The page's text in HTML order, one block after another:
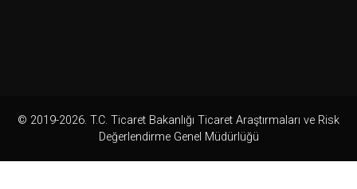
© 2019-2026. T.C. Ticaret Bakanlığı Ticaret Araştırmaları ve Risk
Değerlendirme Genel Müdürlüğü